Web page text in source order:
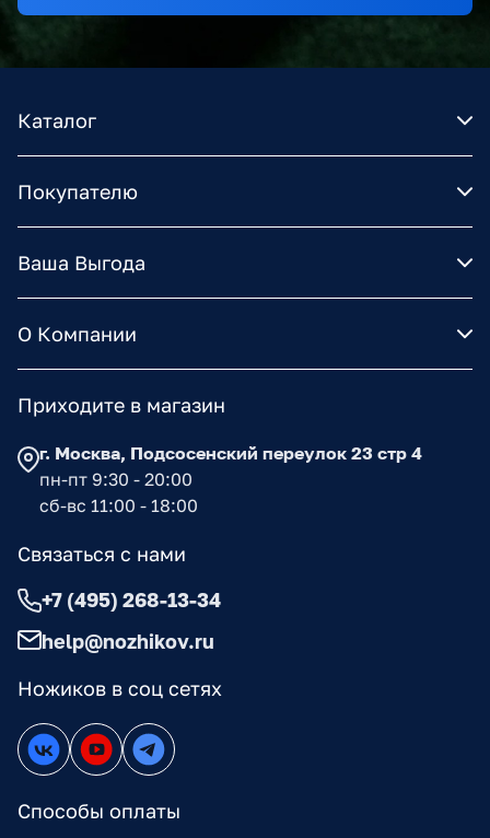
Каталог
Покупателю
Ваша Выгода
О Компании
Ножиков в соц сетях
Способы оплаты
Приходите в магазин
г. Москва, Подсосенский переулок 23 стр 4
пн-пт 9:30 - 20:00
сб-вс 11:00 - 18:00
Связаться с нами
+7 (495) 268-13-34
help@nozhikov.ru